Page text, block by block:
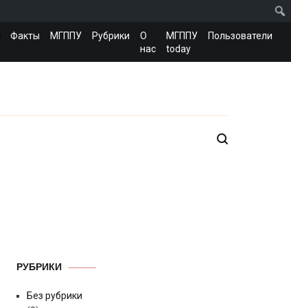
Факты МГППУ Рубрики
О
нас
МГППУ
today
Пользователи
РУБРИКИ
Без рубрики